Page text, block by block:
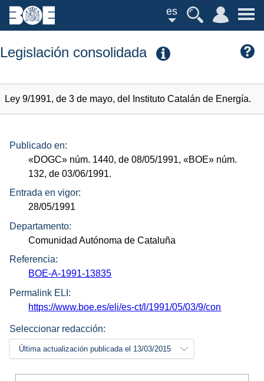
es
Legislación consolidada
Ley 9/1991, de 3 de mayo, del Instituto Catalán de Energía.
Publicado en:
«DOGC» núm. 1440, de 08/05/1991,«BOE» núm.
132, de 03/06/1991.
Entrada en vigor:
28/05/1991
Departamento:
Comunidad Autónoma de Cataluña
Referencia:
BOE-A-1991-13835
Permalink ELI:
https://www.boe.es/eli/es-ct/l/1991/05/03/9/con
Seleccionar redacción:
Última actualización publicada el 13/03/2015